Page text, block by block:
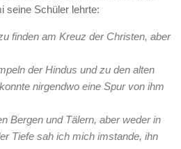
seine Schüler lehrte:
finden am Kreuz der Christen, aber
der Hindus und zu den alten
nirgendwo eine Spur von ihm
Bergen und Tälern, aber weder in
Tiefe sah ich mich imstande, ihn